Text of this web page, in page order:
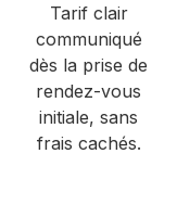
Tarif clair
communiqué
dès la prise de
rendez-vous
initiale, sans
frais cachés.